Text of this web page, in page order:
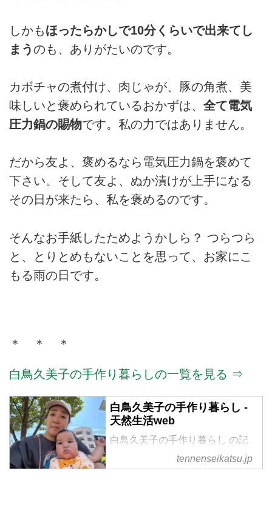
しかもほったらかしで10分くらいで出来てし
まうのも、ありがたいのです。
カボチャの煮付け、肉じゃが、豚の角煮、美
味しいと褒められているおかずは、 全て電気
圧力鍋の賜物です。私の力ではありません。
だから友よ、褒めるなら電気圧力鍋を褒めて
下さい。そして友よ、ぬか漬けが上手になる
その日が来たら、私を褒めるのです。
そんなお手紙したためようかしら？ つらつら
と、とりとめもないことを思って、お家にこ
もる雨の日です。
＊ ＊ ＊
白鳥久美子の手作り暮らしの一覧を見る ⇒
白鳥久美子の手作り暮らし -
天然生活web
白鳥久美子の手作り暮らし の記
tennenseikatsu.jp